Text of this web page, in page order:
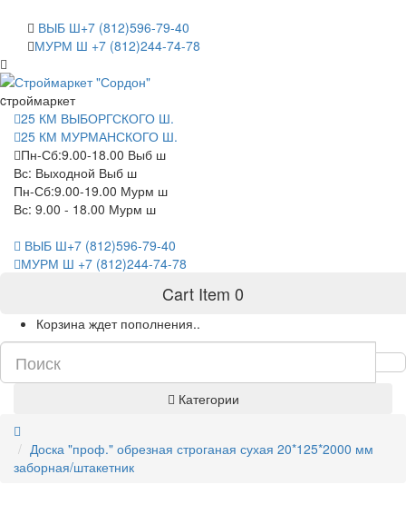
ВЫБ Ш+7 (812)596-79-40
МУРМ Ш +7 (812)244-74-78
cтроймаркет
25 КМ ВЫБОРГСКОГО Ш.
25 КМ МУРМАНСКОГО Ш.
Пн-Сб:9.00-18.00 Выб ш
Вс: Выходной Выб ш
Пн-Сб:9.00-19.00 Мурм ш
Вс: 9.00 - 18.00 Мурм ш
ВЫБ Ш+7 (812)596-79-40
МУРМ Ш +7 (812)244-74-78
Cart Item 0
Корзина ждет пополнения..
Категории
Доска "проф." обрезная строганая сухая 20*125*2000 мм
заборная/штакетник